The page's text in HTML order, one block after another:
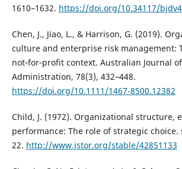
1610–1632. https://doi.org/10.34117/
Chen, J., Jiao, L., & Harrison, G. (2019).
culture and enterprise risk management:
not‐for‐profit context. Australian Journal
Administration, 78(3), 432–448.
https://doi.org/10.1111/1467-8500.12382
Child, J. (1972). Organizational structure,
performance: The role of strategic choice.
22. http://www.jstor.org/stable/42851133